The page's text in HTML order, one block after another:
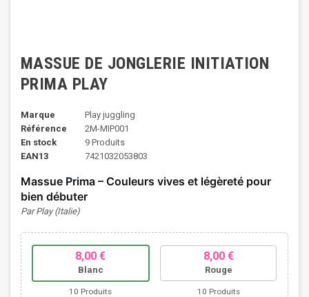
MASSUE DE JONGLERIE INITIATION
PRIMA PLAY
Marque
Play juggling
Référence
2M-MIP001
En stock
9 Produits
EAN13
7421032053803
Massue Prima – Couleurs vives et légèreté pour
bien débuter
Par Play (Italie)
8,00 €
Blanc
10 Produits
8,00 €
Rouge
10 Produits